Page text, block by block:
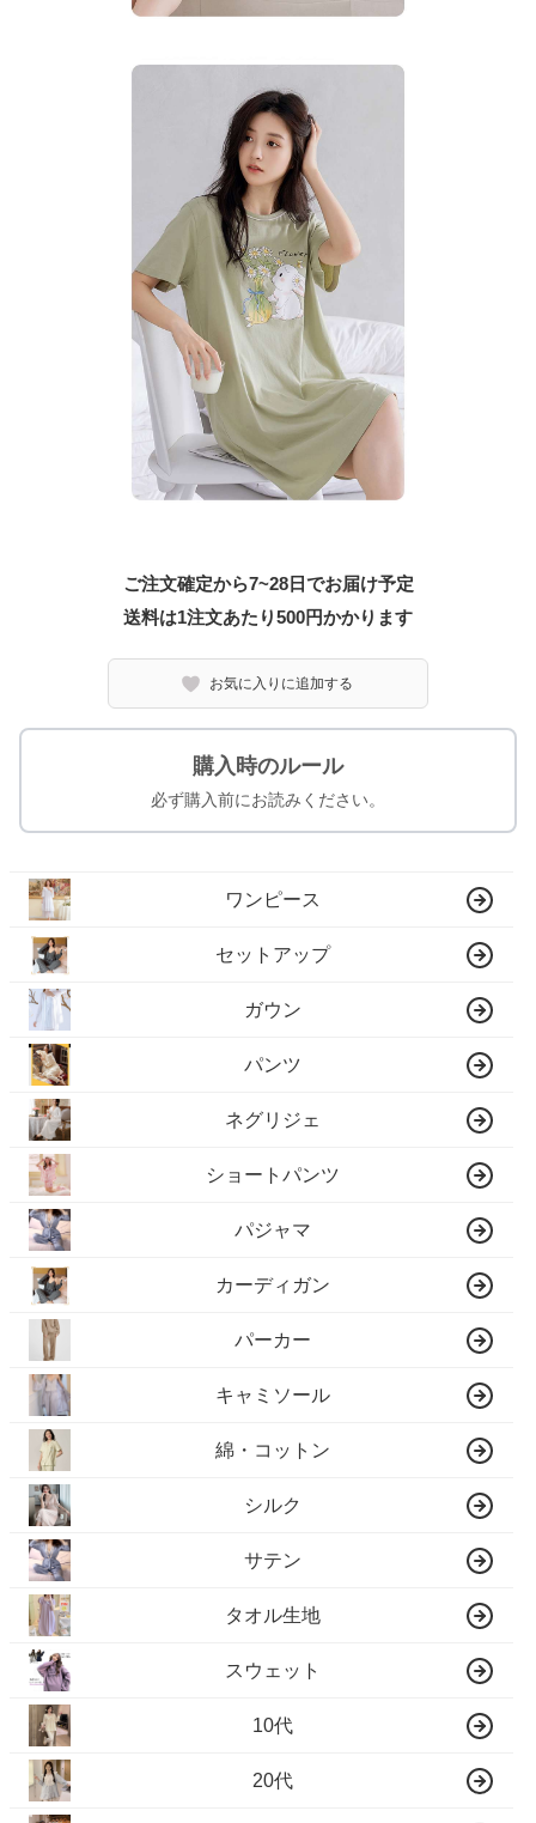
ご注文確定から7~28日でお届け予定
送料は1注文あたり500円かかります
お気に入りに追加する
購入時のルール
必ず購入前にお読みください。
ワンピース
セットアップ
ガウン
パンツ
ネグリジェ
ショートパンツ
パジャマ
カーディガン
パーカー
キャミソール
綿・コットン
シルク
サテン
タオル生地
スウェット
10代
20代